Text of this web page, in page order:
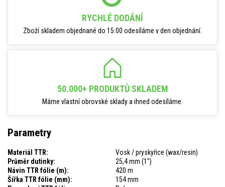
RYCHLÉ DODÁNÍ
Zboží skladem objednané do 15:00 odesíláme v den objednání.
50.000+ PRODUKTŮ SKLADEM
Máme vlastní obrovské sklady a ihned odesíláme.
Parametry
Materiál TTR:
Vosk / pryskyřice (wax/resin)
Průměr dutinky:
25,4 mm (1")
Návin TTR fólie (m):
420 m
Šířka TTR fólie (mm):
154 mm